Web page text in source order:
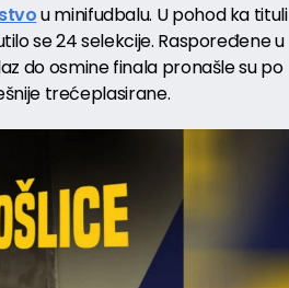
u minifudbalu. U pohod ka tituli
se 24 selekcije. Raspoređene u
do osmine finala pronašle su po
trećeplasirane.